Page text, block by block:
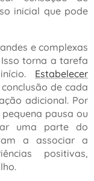
inicial que pode
e complexas
torna a tarefa
Estabelecer
de cada
adicional. Por
pausa ou
uma parte do
a associar a
positivas,